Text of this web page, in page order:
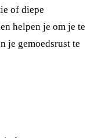
of diepe
helpen je om je te
je gemoedsrust te